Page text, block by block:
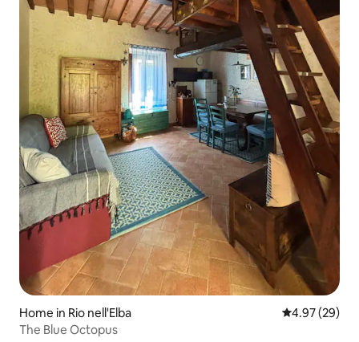
Home in Rio nell'Elba 4.97 out of 5
4.97 (29)
The Blue Octopus